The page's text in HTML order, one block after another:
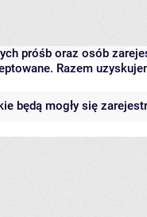
próśb oraz osób
Razem
będą mogły się